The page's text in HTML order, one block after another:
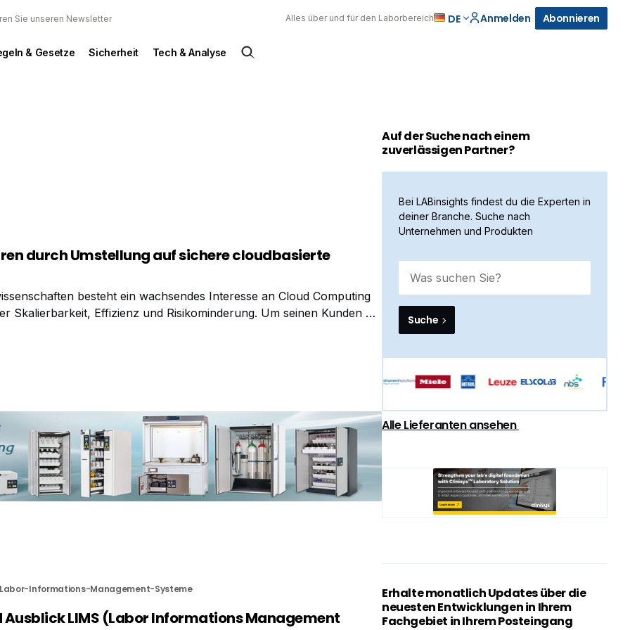
Sie unseren Newsletter Alles über und für den Laborbereich DE Anmelden Abonnieren
& Gesetze Sicherheit Tech & Analyse
durch Umstellung auf sichere cloudbasierte
besteht ein wachsendes Interesse an Cloud Computing
Skalierbarkeit, Effizienz und Risikominderung. Um seinen Kunden die
Infrastruktur vor Ort auf die Cloud zu vereinfachen, bringt Vaisala
Labor-Informations-Management-Systeme
Ausblick LIMS (Labor Informations Management
Auf der Suche nach einem
zuverlässigen Partner?
Bei LABinsights findest du die Experten in
deiner Branche. Suche nach
Unternehmen und Produkten
Suche
Alle Lieferanten ansehen
Erhalte monatlich Updates über die
neuesten Entwicklungen in Ihrem
Fachgebiet in Ihrem Posteingang